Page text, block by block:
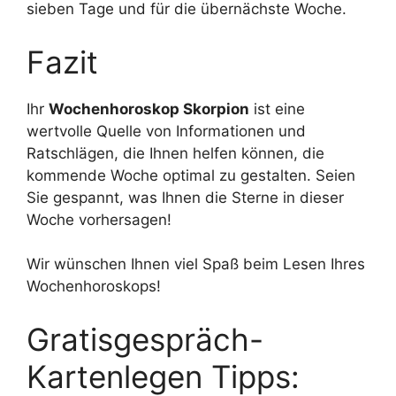
sieben Tage und für die übernächste Woche.
Fazit
Ihr Wochenhoroskop Skorpion ist eine
wertvolle Quelle von Informationen und
Ratschlägen, die Ihnen helfen können, die
kommende Woche optimal zu gestalten. Seien
Sie gespannt, was Ihnen die Sterne in dieser
Woche vorhersagen!
Wir wünschen Ihnen viel Spaß beim Lesen Ihres
Wochenhoroskops!
Gratisgespräch-
Kartenlegen Tipps: